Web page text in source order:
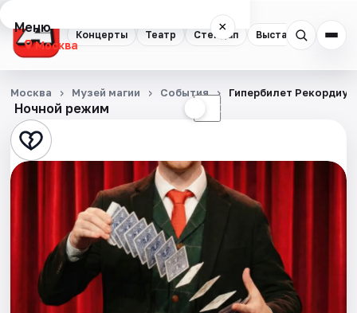
Концерты Театр Стендап Выставки
Меню ×
Москва
Концерты
Театр
Стендап
Экскурсии
Спорт
Ночной режим ☾
Москва Музей магии События Гипербилет